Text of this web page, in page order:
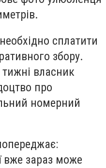
сплатити
збору.
власник
про
номерний
вже зараз може